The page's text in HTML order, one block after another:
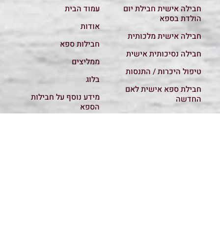
עמוד הבית
אודות
חבילות ספא
ממליצים
בלוג
מידע נוסף על חבילות
הספא
חבילה אישית חבילת יום
הולדת בספא
חבילה אישית מלכותית
חבילה נסיכותית אישית
טיפול היכרות / התנסות
חבילת ספא אישית לאם
החדשה
חבילת ספא גמישה